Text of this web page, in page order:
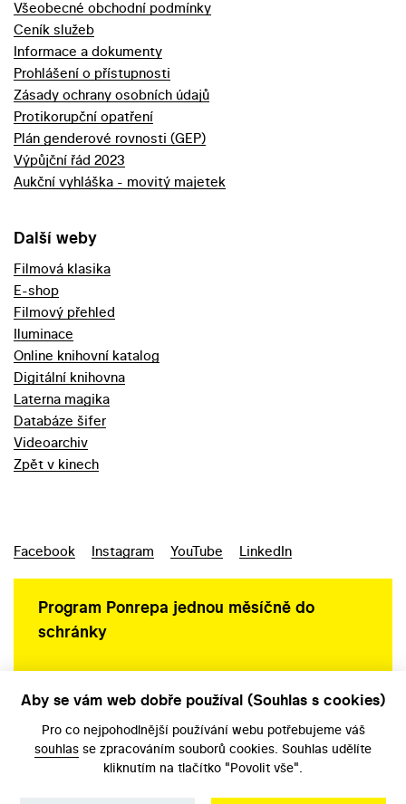
Všeobecné obchodní podmínky
Ceník služeb
Informace a dokumenty
Prohlášení o přístupnosti
Zásady ochrany osobních údajů
Protikorupční opatření
Plán genderové rovnosti (GEP)
Výpůjční řád 2023
Aukční vyhláška - movitý majetek
Další weby
Filmová klasika
E-shop
Filmový přehled
Iluminace
Online knihovní katalog
Digitální knihovna
Laterna magika
Databáze šifer
Videoarchiv
Zpět v kinech
Facebook Instagram YouTube LinkedIn
Program Ponrepa jednou měsíčně do
schránky
Aby se vám web dobře používal (Souhlas s cookies)
Pro co nejpohodlnější používání webu potřebujeme váš
souhlas se zpracováním souborů cookies. Souhlas udělíte
kliknutím na tlačítko "Povolit vše".